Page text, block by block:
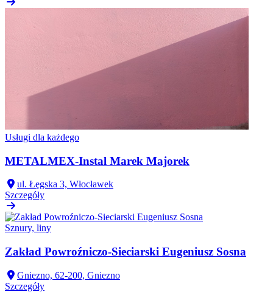
Usługi dla każdego
METALMEX-Instal Marek Majorek
ul. Łęgska 3, Włocławek
Szczegóły
Sznury, liny
Zakład Powroźniczo-Sieciarski Eugeniusz Sosna
Gniezno, 62-200, Gniezno
Szczegóły